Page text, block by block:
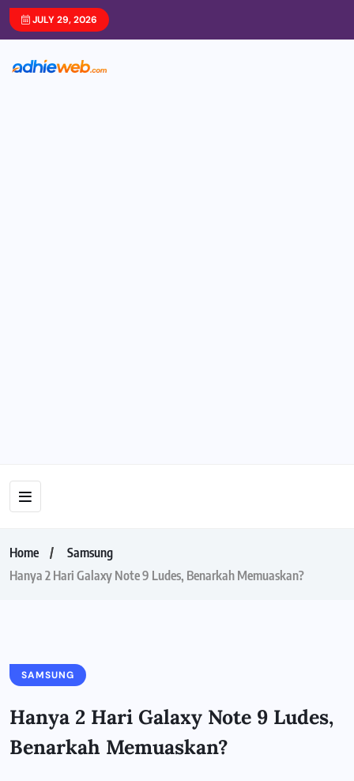
JULY 29, 2026
Home
Samsung
Hanya 2 Hari Galaxy Note 9 Ludes, Benarkah Memuaskan?
SAMSUNG
Hanya 2 Hari Galaxy Note 9 Ludes,
Benarkah Memuaskan?